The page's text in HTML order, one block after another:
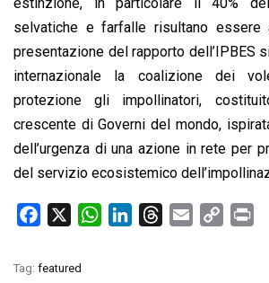
selvatiche e farfalle risultano essere
presentazione del rapporto dell’IPBES
internazionale la coalizione dei
protezione gli impollinatori,
crescente di Governi del mondo,
dell’urgenza di una azione in rete per
del servizio ecosistemico
c
W
Tag: featured